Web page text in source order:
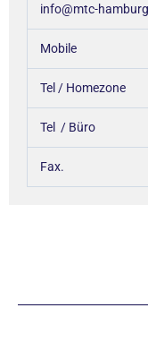
info@mtc-
Mobile
Tel / Homezone
Tel / Büro
Fax.